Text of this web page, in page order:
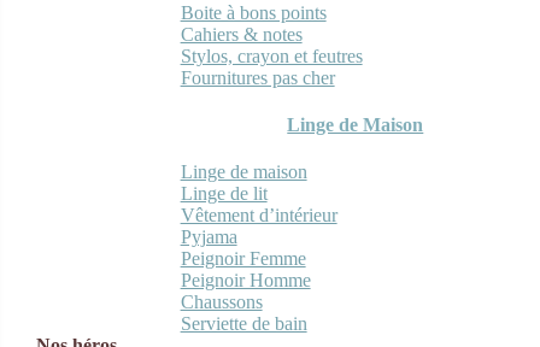
Boite à bons points
Cahiers & notes
Stylos, crayon et feutres
Fournitures pas cher
Linge de Maison
Linge de maison
Linge de lit
Vêtement d’intérieur
Pyjama
Peignoir Femme
Peignoir Homme
Chaussons
Serviette de bain